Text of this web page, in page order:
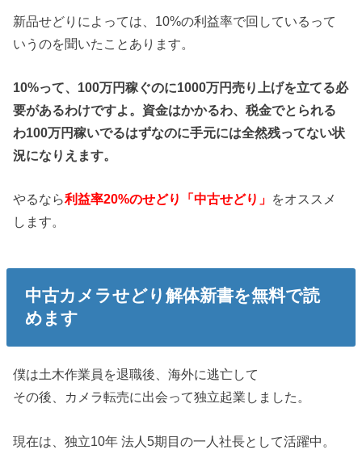
新品せどりによっては、10%の利益率で回しているって
いうのを聞いたことあります。
10%って、100万円稼ぐのに1000万円売り上げを立てる必
要があるわけですよ。資金はかかるわ、税金でとられる
わ100万円稼いでるはずなのに手元には全然残ってない状
況になりえます。
やるなら利益率20%のせどり「中古せどり」 をオススメ
します。
中古カメラせどり解体新書を無料で読
めます
僕は土木作業員を退職後、海外に逃亡して
その後、カメラ転売に出会って独立起業しました。
現在は、独立10年 法人5期目の一人社長として活躍中。